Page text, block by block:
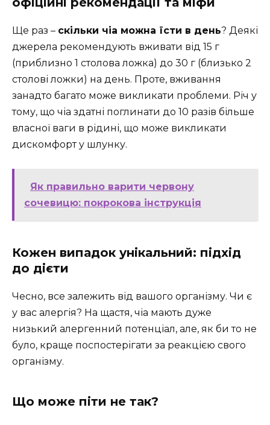
Ще раз – скільки чіа можна їсти в день? Деякі
джерела рекомендують вживати від 15 г
(приблизно 1 столова ложка) до 30 г (близько 2
столові ложки) на день. Проте, вживання
занадто багато може викликати проблеми. Річ у
тому, що чіа здатні поглинати до 10 разів більше
власної ваги в рідині, що може викликати
дискомфорт у шлунку.
Як правильно варити червону
сочевицю: покрокова інструкція
Кожен випадок унікальний: підхід
до дієти
Чесно, все залежить від вашого організму. Чи є
у вас алергія? На щастя, чіа мають дуже
низький алергенний потенціал, але, як би то не
було, краще поспостерігати за реакцією свого
організму.
Що може піти не так?